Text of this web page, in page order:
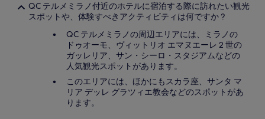
QC テルメミラノ付近のホテルに宿泊する際に訪れたい観光
スポットや、体験すべきアクティビティは何ですか ?
QC テルメミラノの周辺エリアには、ミラノの
ドゥオーモ、ヴィットリオ エマヌエーレ 2 世の
ガッレリア、サン・シーロ・スタジアムなどの
人気観光スポットがあります。
このエリアには、ほかにもスカラ座、サンタ マ
リア デッレ グラツィエ教会などのスポットがあ
ります。